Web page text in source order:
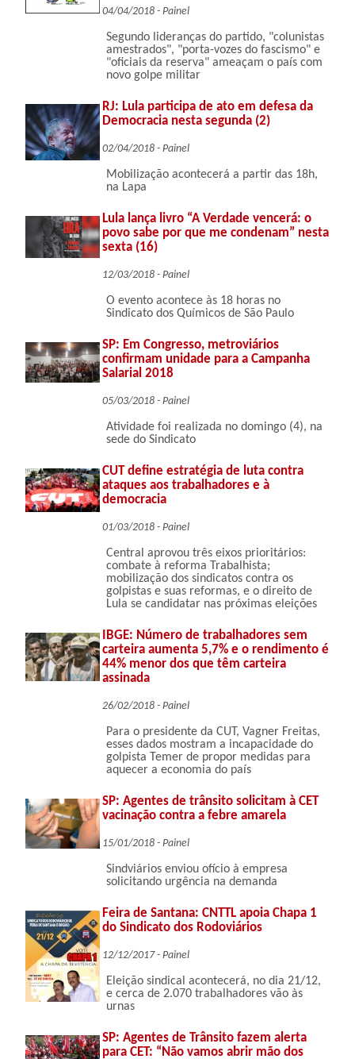
04/04/2018 - Painel
Segundo lideranças do partido, "colunistas
amestrados", "porta-vozes do fascismo" e
"oficiais da reserva" ameaçam o país com
novo golpe militar
RJ: Lula participa de ato em defesa da
Democracia nesta segunda (2)
02/04/2018 - Painel
Mobilização acontecerá a partir das 18h,
na Lapa
Lula lança livro “A Verdade vencerá: o
povo sabe por que me condenam” nesta
sexta (16)
12/03/2018 - Painel
O evento acontece às 18 horas no
Sindicato dos Químicos de São Paulo
SP: Em Congresso, metroviários
confirmam unidade para a Campanha
Salarial 2018
05/03/2018 - Painel
Atividade foi realizada no domingo (4), na
sede do Sindicato
CUT define estratégia de luta contra
ataques aos trabalhadores e à
democracia
01/03/2018 - Painel
Central aprovou três eixos prioritários:
combate à reforma Trabalhista;
mobilização dos sindicatos contra os
golpistas e suas reformas, e o direito de
Lula se candidatar nas próximas eleições
IBGE: Número de trabalhadores sem
carteira aumenta 5,7% e o rendimento é
44% menor dos que têm carteira
assinada
26/02/2018 - Painel
Para o presidente da CUT, Vagner Freitas,
esses dados mostram a incapacidade do
golpista Temer de propor medidas para
aquecer a economia do país
SP: Agentes de trânsito solicitam à CET
vacinação contra a febre amarela
15/01/2018 - Painel
Sindviários enviou ofício à empresa
solicitando urgência na demanda
Feira de Santana: CNTTL apoia Chapa 1
do Sindicato dos Rodoviários
12/12/2017 - Painel
Eleição sindical acontecerá, no dia 21/12,
e cerca de 2.070 trabalhadores vão às
urnas
SP: Agentes de Trânsito fazem alerta
para CET: “Não vamos abrir mão dos